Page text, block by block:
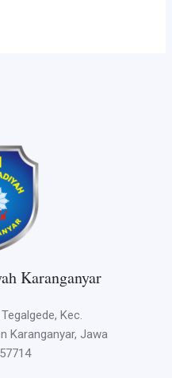
Karanganyar
Kec.
Karanganyar, Jawa